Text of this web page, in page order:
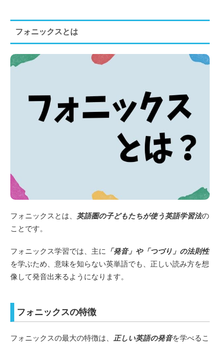
フォニックスとは
フォニックスとは、 英語圏の子どもたちが使う英語学習法の
ことです。
フォニックス学習では、主に
「発音」や「つづり」の法則性
を学ぶため、意味を知らない英単語でも、正しい読み方を想
像して発音出来るようになります。
フォニックスの特徴
フォニックスの最大の特徴は、 正しい英語の発音を学べるこ